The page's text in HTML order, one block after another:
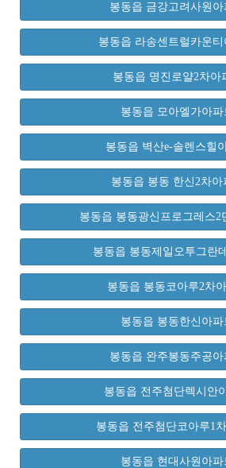
봉동읍 금강고려사원아
봉동읍 라송센트럴카운티
봉동읍 명진로얄2차아
봉동읍 모아엘가아파
봉동읍 벽산e-솔렌스힐
봉동읍 봉동 한신2차아
봉동읍 봉동광신프로그레스2
봉동읍 봉동제일오투그란
봉동읍 봉동코아루2차
봉동읍 봉동한신아파
봉동읍 완주봉동주공아
봉동읍 전주첨단렉시안
봉동읍 전주첨단코아루1
봉동읍 현대사원아파